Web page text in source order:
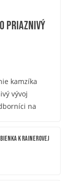
priaznivý
kamzíka
vývoj
na
K RAINEROVEJ